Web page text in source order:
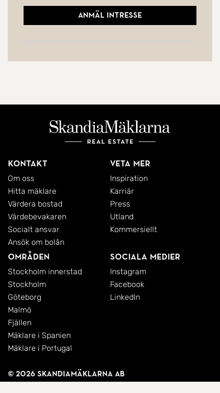
Anmäl intresse
Kontakt
Om oss
Hitta mäklare
Värdera bostad
Värdebevakaren
Socialt ansvar
Ansök om bolån
Veta mer
Inspiration
Karriär
Press
Utland
Kommersiellt
Områden
Stockholm innerstad
Stockholm
Göteborg
Malmö
Fjällen
Mäklare i Spanien
Mäklare i Portugal
Sociala medier
Instagram
Facebook
LinkedIn
© 2026 SkandiaMäklarna AB